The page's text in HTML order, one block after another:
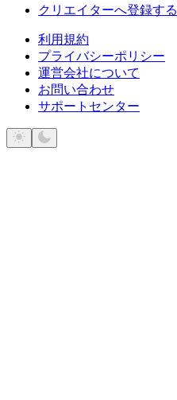
クリエイターへ登録する
利用規約
プライバシーポリシー
運営会社について
お問い合わせ
サポートセンター